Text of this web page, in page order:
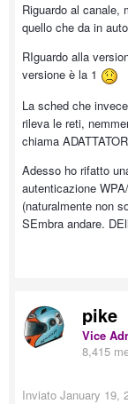
Riguardo al canale,
quello che da in
RIguardo alla
versione è la 1
La sched che
rileva le reti,
chiama
Adesso ho rifatto
autenticazione
(naturalmente non
SEmbra andare.
pike
Vice
8,415
Inviato January 19,